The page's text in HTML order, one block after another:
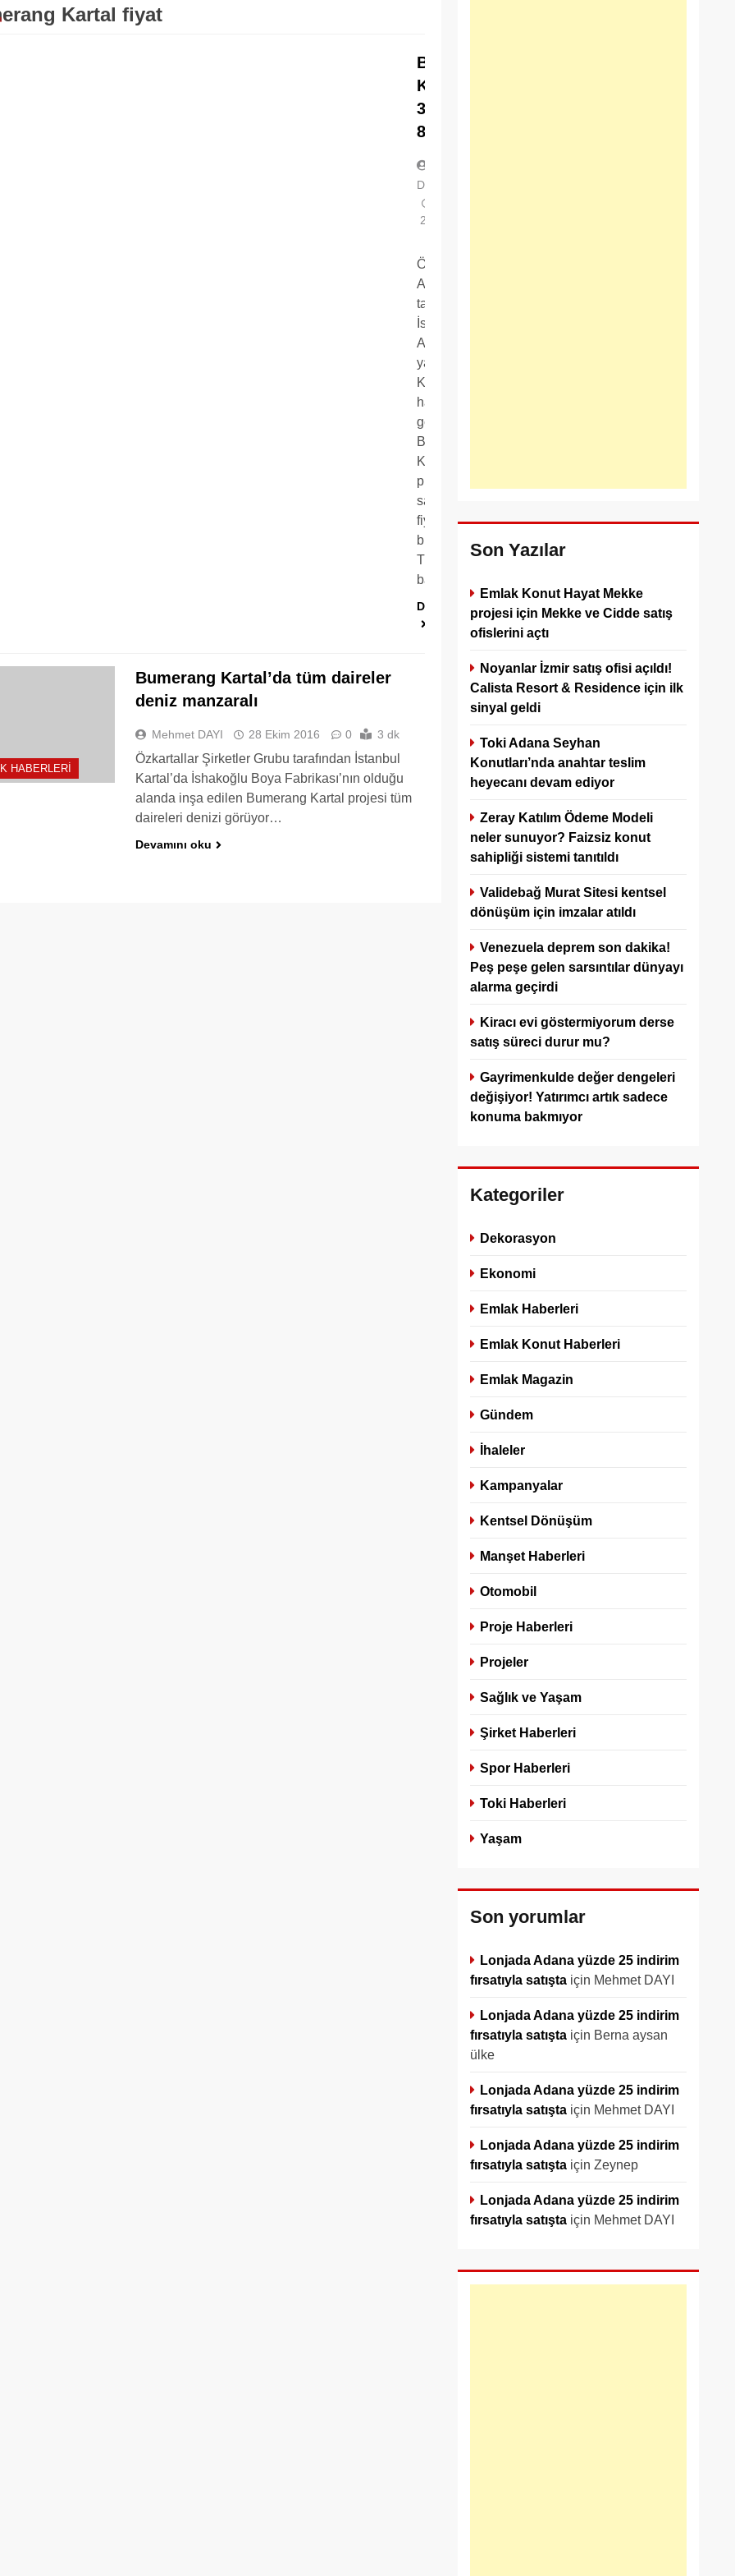
Kartal fiyat
Bumerang
Kartal’da
396 bin
800 TL’ye
DAYI
2017
Özkartallar
A.Ş.
tarafından
İstanbul
Anadolu
yakası,
Kartal’da
hayata
geçirilen
Bumerang
Kartal
projesinde
satılık daire
fiyatları 396
bin 800
TL’den
başlıyor….
Devamını oku
HABERLERI
Bumerang Kartal’da tüm daireler
deniz manzaralı
Mehmet DAYI 28 Ekim 2016 0 3 dk
Özkartallar Şirketler Grubu tarafından İstanbul
Kartal’da İshakoğlu Boya Fabrikası’nın olduğu
alanda inşa edilen Bumerang Kartal projesi tüm
daireleri denizi görüyor…
Devamını oku
Son Yazılar
Emlak Konut Hayat Mekke
projesi için Mekke ve Cidde satış
ofislerini açtı
Noyanlar İzmir satış ofisi açıldı!
Calista Resort & Residence için ilk
sinyal geldi
Toki Adana Seyhan
Konutları’nda anahtar teslim
heyecanı devam ediyor
Zeray Katılım Ödeme Modeli
neler sunuyor? Faizsiz konut
sahipliği sistemi tanıtıldı
Validebağ Murat Sitesi kentsel
dönüşüm için imzalar atıldı
Venezuela deprem son dakika!
Peş peşe gelen sarsıntılar dünyayı
alarma geçirdi
Kiracı evi göstermiyorum derse
satış süreci durur mu?
Gayrimenkulde değer dengeleri
değişiyor! Yatırımcı artık sadece
konuma bakmıyor
Kategoriler
Dekorasyon
Ekonomi
Emlak Haberleri
Emlak Konut Haberleri
Emlak Magazin
Gündem
İhaleler
Kampanyalar
Kentsel Dönüşüm
Manşet Haberleri
Otomobil
Proje Haberleri
Projeler
Sağlık ve Yaşam
Şirket Haberleri
Spor Haberleri
Toki Haberleri
Yaşam
Son yorumlar
Lonjada Adana yüzde 25 indirim
fırsatıyla satışta için Mehmet DAYI
Lonjada Adana yüzde 25 indirim
fırsatıyla satışta için Berna aysan
ülke
Lonjada Adana yüzde 25 indirim
fırsatıyla satışta için Mehmet DAYI
Lonjada Adana yüzde 25 indirim
fırsatıyla satışta için Zeynep
Lonjada Adana yüzde 25 indirim
fırsatıyla satışta için Mehmet DAYI